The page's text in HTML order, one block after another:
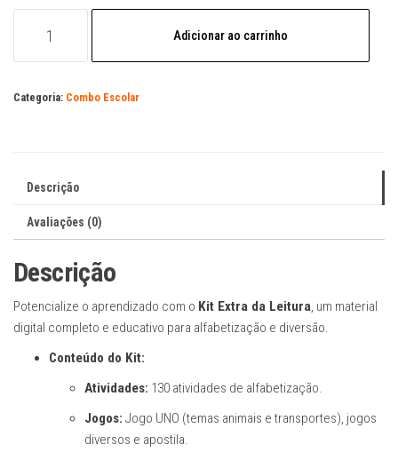
Kit
da
Jogos
Adicionar ao carrinho
Categoria: Combo Escolar
Descrição
Avaliações (0)
Descrição
Potencialize o aprendizado com o Kit Extra da Leitura, um material
digital completo e educativo para alfabetização e diversão.
Conteúdo do Kit:
Atividades: 130 atividades de alfabetização.
Jogos: Jogo UNO (temas animais e transportes), jogos
diversos e apostila.